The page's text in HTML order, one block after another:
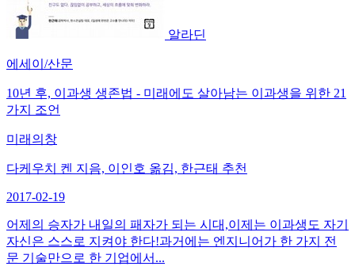
알라딘
에세이/산문
10년 후, 이과생 생존법 - 미래에도 살아남는 이과생을 위한 21
가지 조언
미래의창
다케우치 켄 지음, 이인호 옮김, 한근태 추천
2017-02-19
어제의 승자가 내일의 패자가 되는 시대,이제는 이과생도 자기
자신은 스스로 지켜야 한다!과거에는 엔지니어가 한 가지 전
문 기술만으로 한 기업에서...